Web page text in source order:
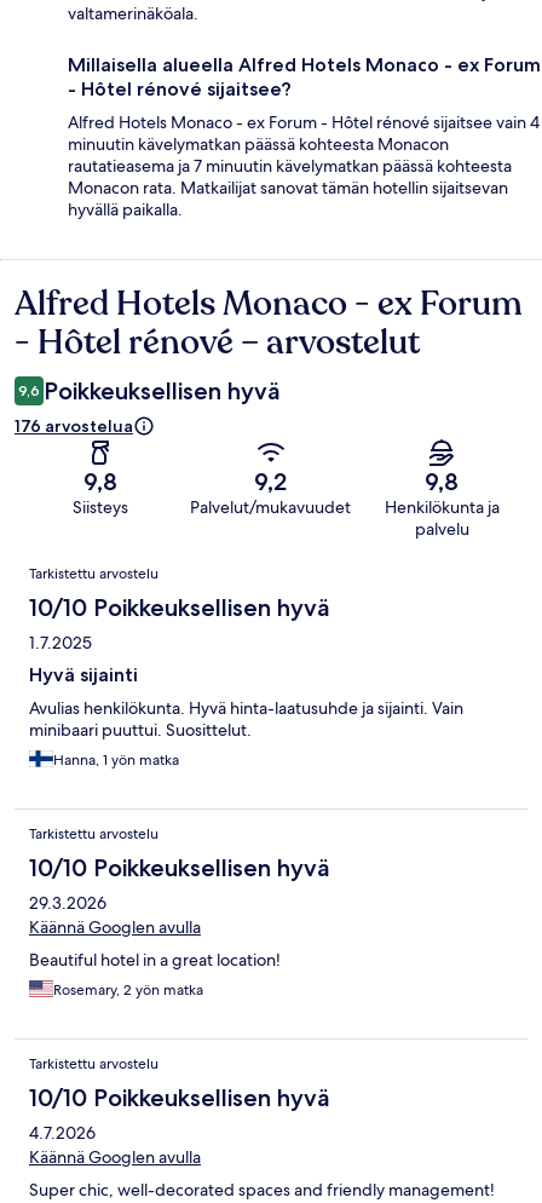
valtamerinäköala.
Millaisella alueella Alfred Hotels Monaco - ex Forum
- Hôtel rénové sijaitsee?
Alfred Hotels Monaco - ex Forum - Hôtel rénové sijaitsee vain 4
minuutin kävelymatkan päässä kohteesta Monacon
rautatieasema ja 7 minuutin kävelymatkan päässä kohteesta
Monacon rata. Matkailijat sanovat tämän hotellin sijaitsevan
hyvällä paikalla.
Arvostelut
Alfred Hotels Monaco - ex Forum
- Hôtel rénové – arvostelut
9,6 Poikkeuksellisen hyvä
176 arvostelua
9,8
Siisteys
9,2
Palvelut/mukavuudet
9,8
Henkilökunta ja
palvelu
Arvostelut
Tarkistettu arvostelu
10/10 Poikkeuksellisen hyvä
1.7.2025
Hyvä sijainti
Avulias henkilökunta. Hyvä hinta-laatusuhde ja sijainti. Vain
minibaari puuttui. Suosittelut.
Hanna, 1 yön matka
Tarkistettu arvostelu
10/10 Poikkeuksellisen hyvä
29.3.2026
Käännä Googlen avulla
Beautiful hotel in a great location!
Rosemary, 2 yön matka
Tarkistettu arvostelu
10/10 Poikkeuksellisen hyvä
4.7.2026
Käännä Googlen avulla
Super chic, well-decorated spaces and friendly management!